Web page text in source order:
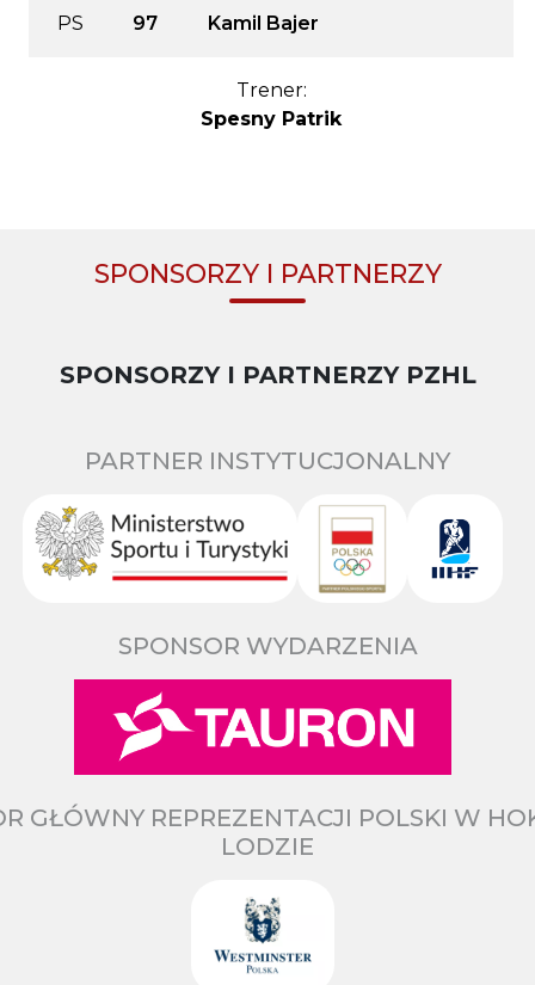
PS 97 Kamil Bajer
Trener:
Spesny Patrik
SPONSORZY I PARTNERZY
SPONSORZY I PARTNERZY PZHL
PARTNER INSTYTUCJONALNY
SPONSOR WYDARZENIA
GŁÓWNY REPREZENTACJI POLSKI W
LODZIE